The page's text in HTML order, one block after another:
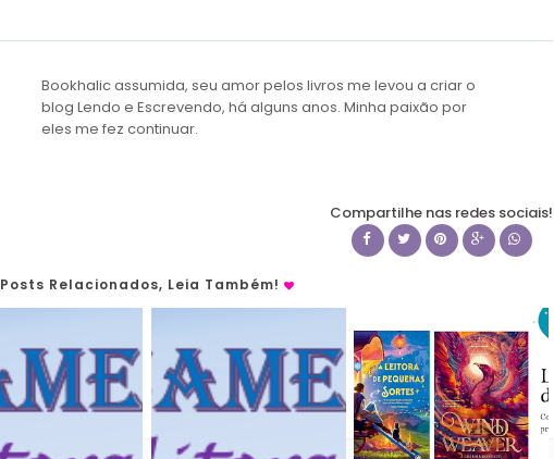
Bookhalic assumida, seu amor pelos livros me levou a criar o
blog Lendo e Escrevendo, há alguns anos. Minha paixão por
eles me fez continuar.
Compartilhe nas redes sociais!
Posts Relacionados, Leia Também!